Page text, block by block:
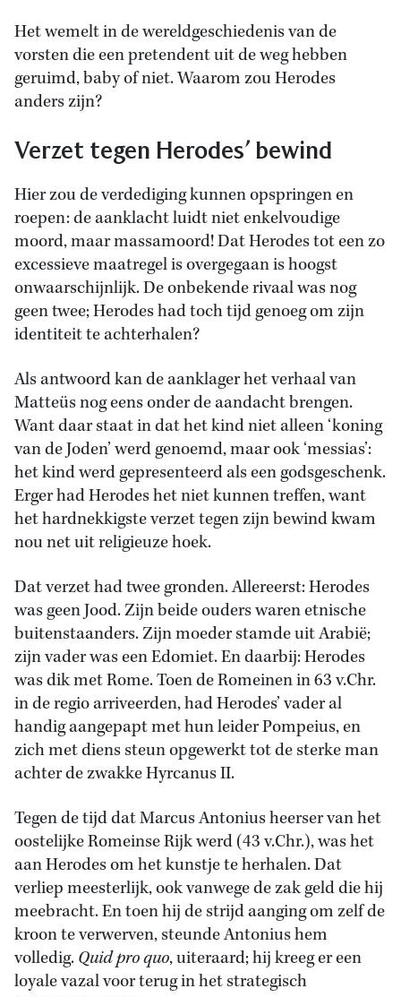
Het wemelt in de wereldgeschiedenis van de
vorsten die een pretendent uit de weg hebben
geruimd, baby of niet. Waarom zou Herodes
anders zijn?
Verzet tegen Herodes’ bewind
Hier zou de verdediging kunnen opspringen en
roepen: de aanklacht luidt niet enkelvoudige
moord, maar massamoord! Dat Herodes tot een zo
excessieve maatregel is overgegaan is hoogst
onwaarschijnlijk. De onbekende rivaal was nog
geen twee; Herodes had toch tijd genoeg om zijn
identiteit te achterhalen?
Als antwoord kan de aanklager het verhaal van
Matteüs nog eens onder de aandacht brengen.
Want daar staat in dat het kind niet alleen ‘koning
van de Joden’ werd genoemd, maar ook ‘messias’:
het kind werd gepresenteerd als een godsgeschenk.
Erger had Herodes het niet kunnen treffen, want
het hardnekkigste verzet tegen zijn bewind kwam
nou net uit religieuze hoek.
Dat verzet had twee gronden. Allereerst: Herodes
was geen Jood. Zijn beide ouders waren etnische
buitenstaanders. Zijn moeder stamde uit Arabië;
zijn vader was een Edomiet. En daarbij: Herodes
was dik met Rome. Toen de Romeinen in 63 v.Chr.
in de regio arriveerden, had Herodes’ vader al
handig aangepapt met hun leider Pompeius, en
zich met diens steun opgewerkt tot de sterke man
achter de zwakke Hyrcanus II.
Tegen de tijd dat Marcus Antonius heerser van het
oostelijke Romeinse Rijk werd (43 v.Chr.), was het
aan Herodes om het kunstje te herhalen. Dat
verliep meesterlijk, ook vanwege de zak geld die hij
meebracht. En toen hij de strijd aanging om zelf de
kroon te verwerven, steunde Antonius hem
volledig.Quid pro quo, uiteraard; hij kreeg er een
loyale vazal voor terug in het strategisch